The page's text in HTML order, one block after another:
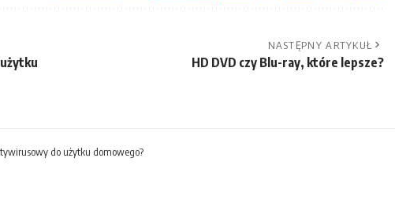
NASTĘPNY ARTYKUŁ
HD DVD czy Blu-ray, które lepsze?
do użytku domowego?